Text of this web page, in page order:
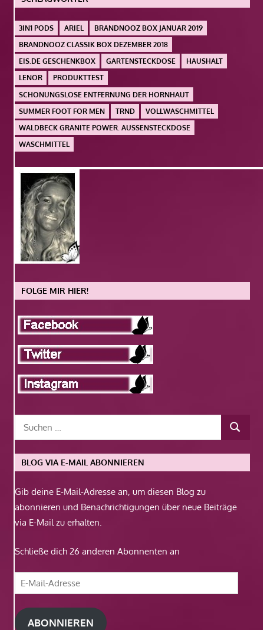
3IN1 PODS ARIEL
BRANDNOOZ BOX JANUAR 2019
BRANDNOOZ CLASSIK BOX DEZEMBER 2018
EIS.DE GESCHENKBOX
GARTENSTECKDOSE
HAUSHALT
LENOR
PRODUKTTEST
SCHONUNGSLOSE ENTFERNUNG DER HORNHAUT
SUMMER FOOT FOR MEN
TRND
VOLLWASCHMITTEL
WALDBECK GRANITE POWER. AUSSENSTECKDOSE
WASCHMITTEL
FOLGE MIR HIER!
BLOG VIA E-MAIL ABONNIEREN
Gib deine E-Mail-Adresse an, um diesen Blog zu
abonnieren und Benachrichtigungen über neue Beiträge
via E-Mail zu erhalten.
Schließe dich 26 anderen Abonnenten an
E-
Mail-
Adresse
ABONNIEREN